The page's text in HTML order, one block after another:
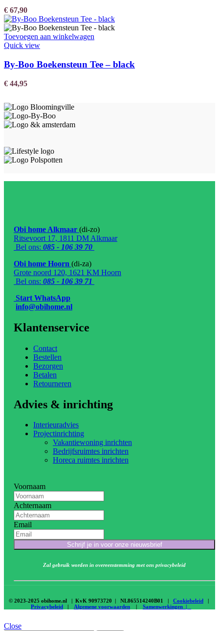
€ 67,90
Toevoegen aan winkelwagen
Quick view
By-Boo Boekensteun Tee – black
€ 44,95
Obi home Alkmaar (di-zo)
Ritsevoort 17, 1811 DM Alkmaar
Bel ons: 085 - 106 39 70
Obi home Hoorn (di-za)
Grote noord 120, 1621 KM Hoorn
Bel ons: 085 - 106 39 71
Start WhatsApp
info@obihome.nl
Klantenservice
Contact
Bestellen
Bezorgen
Betalen
Retourneren
Advies & inrichting
Interieuradvies
Projectinrichting
Vakantiewoning inrichten
Bedrijfsruimtes inrichten
Horeca ruimtes inrichten
Voornaam
Achternaam
Email
Schrijf je in voor onze nieuwsbrief
Zal gebruik worden in overeenstemming met ons privacybeleid
© 2023-2025 obihome.nl | KvK 90973720 | NL865514240B01 | Cookiebeleid
Privacybeleid
Algemene voorwaarden Samenwerkingen |
Close